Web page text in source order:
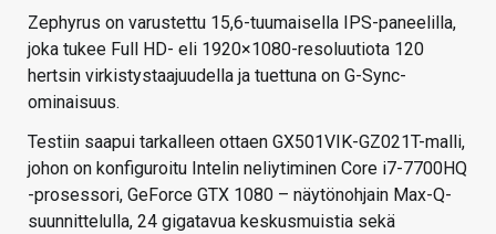
Zephyrus on varustettu 15,6-tuumaisella IPS-paneelilla,
joka tukee Full HD- eli 1920×1080-resoluutiota 120
hertsin virkistystaajuudella ja tuettuna on G-Sync-
ominaisuus.
Testiin saapui tarkalleen ottaen GX501VIK-GZ021T-malli,
johon on konfiguroitu Intelin neliytiminen Core i7-7700HQ
-prosessori, GeForce GTX 1080 – näytönohjain Max-Q-
suunnittelulla, 24 gigatavua keskusmuistia sekä